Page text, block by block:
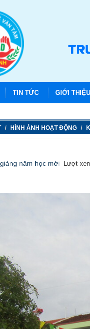
TIN TỨC GIỚI THIỆU
HÌNH ẢNH HOẠT ĐỘNG
năm học mới Lượt